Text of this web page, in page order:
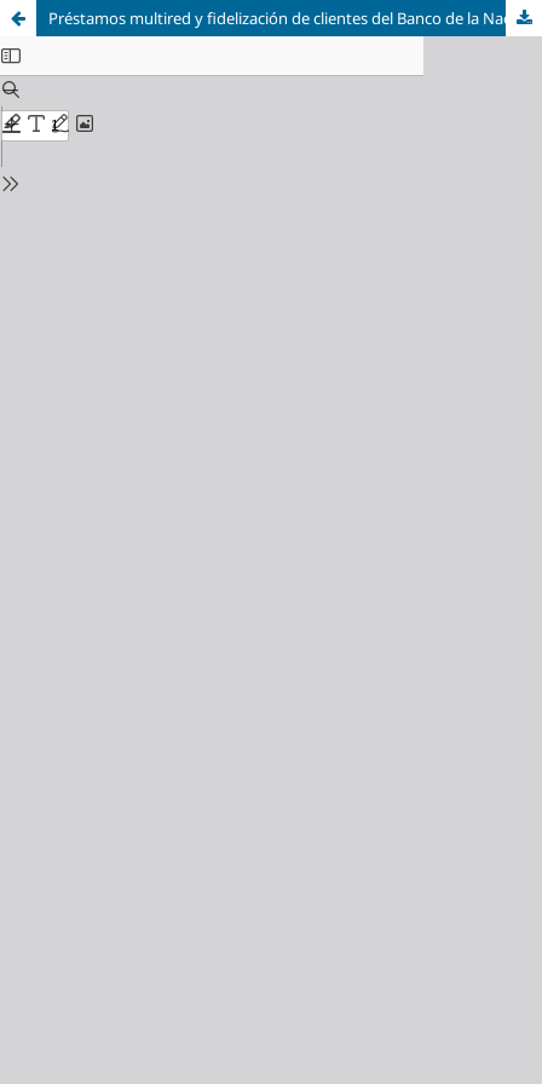
Préstamos multired y fidelización de clientes del Banco de la Nación del distrito de Casa Grande, La Libertad